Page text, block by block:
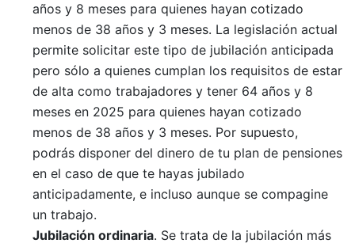
años y 8 meses para quienes hayan cotizado
menos de 38 años y 3 meses. La legislación actual
permite solicitar este tipo de jubilación anticipada
pero sólo a quienes cumplan los requisitos de estar
de alta como trabajadores y tener 64 años y 8
meses en 2025 para quienes hayan cotizado
menos de 38 años y 3 meses. Por supuesto,
podrás disponer del dinero de tu plan de pensiones
en el caso de que te hayas jubilado
anticipadamente, e incluso aunque se compagine
un trabajo.
Jubilación ordinaria. Se trata de la jubilación más